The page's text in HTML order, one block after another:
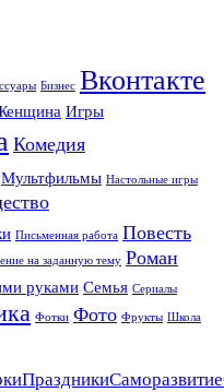
Бизнес Вконтакте
Игры
Комедия
Мультфильмы Настольные игры
Письменная работа Повесть
на заданную тему Роман
руками Семья Сериалы
Фотки Фото Фрукты Школа
ПраздникиСаморазвитие